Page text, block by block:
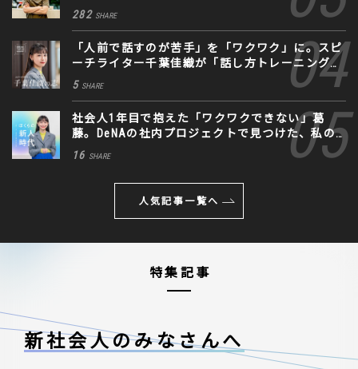
282 SHARE
「人前で話すのが苦手」を「ワクワク」に。スピ
ーチライター千葉佳織が「話し方トレーニング」
に込めた思い
5 SHARE
社会人1年目で抱えた「ワクワクできない」葛
藤。DeNAの社内プロジェクトで見つけた、私の
生きる道
16 SHARE
人気記事一覧へ
特集記事
新社会人のみなさんへ